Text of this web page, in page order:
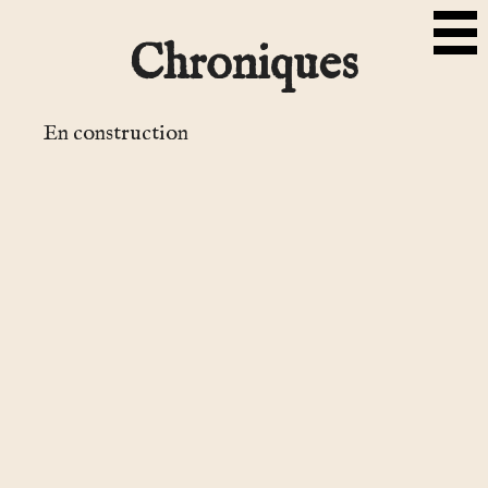
Chroniques
En construction